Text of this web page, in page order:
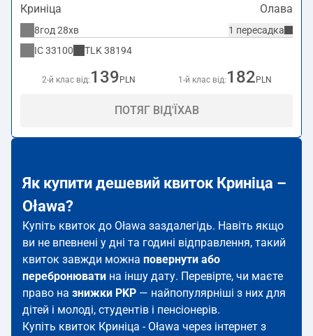
Криніца Олава
1 пересадка
8год 28хв
IC33100 TLK 38194
2-й клас від: 139 PLN 1-й клас від: 182 PLN
ПОТЯГ ВІД'ЇХАВ
Як купити дешевий квиток Криніца –
Oława?
Купіть квиток до Oława заздалегідь. Навіть якщо
ви не впевнені у дні та годині відправлення, такий
квиток завжди можна повернути або
перебронювати на іншу дату. Перевірте, чи маєте
право на знижки PKP — найпопулярніші з них для
дітей і молоді, студентів і пенсіонерів.
Купіть квиток Криніца - Oława через інтернет з